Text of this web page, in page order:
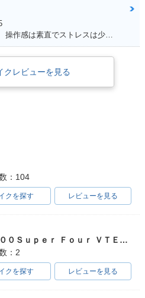
満足ポイント:コンセプトがいい。 操作感は素直でストレスは少ない。 走行に安定感があり、姿勢もいいので疲れにくい。 全体的にバランスが良く、尖っていないので落ち着いてバイクに乗る人は長く乗れると思う。
クレビューを見る
：104
クを探す レビューを見る
ＣＢ４００Ｓｕｐｅｒ Ｆｏｕｒ ＶＴＥＣ ＳＰＥＣ３
：2
クを探す レビューを見る